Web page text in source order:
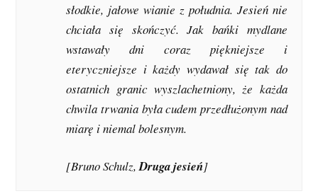
słodkie, jałowe wianie z południa. Jesień nie
chciała się skończyć. Jak bańki mydlane
wstawały dni coraz piękniejsze i
eteryczniejsze i każdy wydawał się tak do
ostatnich granic wyszlachetniony, że każda
chwila trwania była cudem przedłużonym nad
miarę i niemal bolesnym.
[Bruno Schulz,Druga jesień]